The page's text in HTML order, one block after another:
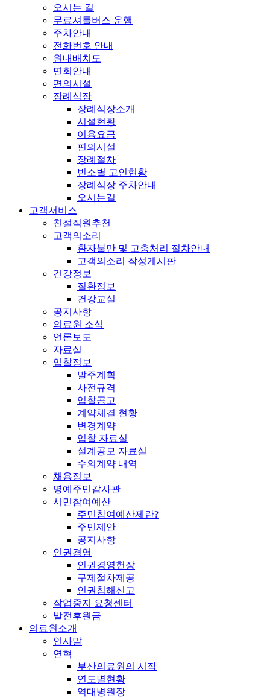
오시는 길
무료셔틀버스 운행
주차안내
전화번호 안내
원내배치도
면회안내
편의시설
장례식장
장례식장소개
시설현황
이용요금
편의시설
장례절차
빈소별 고인현황
장례식장 주차안내
오시는길
고객서비스
친절직원추천
고객의소리
환자불만 및 고충처리 절차안내
고객의소리 작성게시판
건강정보
질환정보
건강교실
공지사항
의료원 소식
언론보도
자료실
입찰정보
발주계획
사전규격
입찰공고
계약체결 현황
변경계약
입찰 자료실
설계공모 자료실
수의계약 내역
채용정보
명예주민감사관
시민참여예산
주민참여예산제란?
주민제안
공지사항
인권경영
인권경영헌장
구제절차제공
인권침해신고
작업중지 요청센터
발전후원금
의료원소개
인사말
연혁
부산의료원의 시작
연도별현황
역대병원장